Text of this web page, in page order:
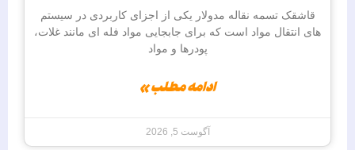
قاشقک تسمه نقاله مدولار یکی از اجزای کاربردی در سیستم‌
های انتقال مواد است که برای جابجایی مواد فله‌ ای مانند غلات،
پودرها و مواد
ادامه مطلب »
آگوست 5, 2026